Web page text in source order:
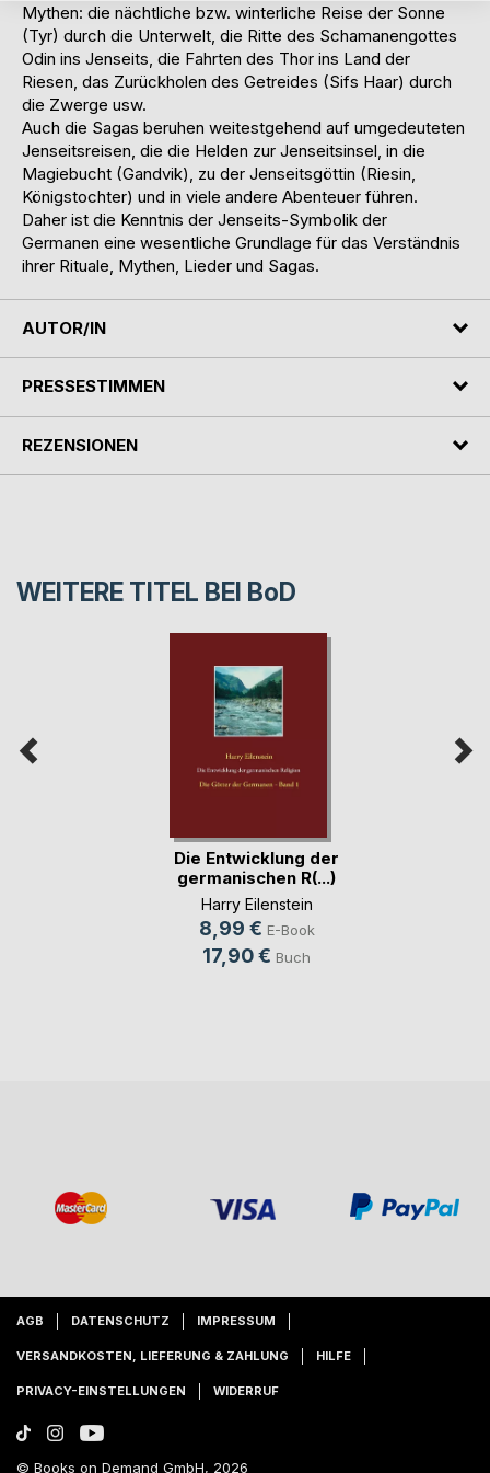
Mythen: die nächtliche bzw. winterliche Reise der Sonne
(Tyr) durch die Unterwelt, die Ritte des Schamanengottes
Odin ins Jenseits, die Fahrten des Thor ins Land der
Riesen, das Zurückholen des Getreides (Sifs Haar) durch
die Zwerge usw.
Auch die Sagas beruhen weitestgehend auf umgedeuteten
Jenseitsreisen, die die Helden zur Jenseitsinsel, in die
Magiebucht (Gandvik), zu der Jenseitsgöttin (Riesin,
Königstochter) und in viele andere Abenteuer führen.
Daher ist die Kenntnis der Jenseits-Symbolik der
Germanen eine wesentliche Grundlage für das Verständnis
ihrer Rituale, Mythen, Lieder und Sagas.
AUTOR/IN
PRESSESTIMMEN
REZENSIONEN
WEITERE TITEL BEI BoD
Die Entwicklung der
germanischen R(...)
Harry Eilenstein
8,99 € E-Book
17,90 € Buch
AGB DATENSCHUTZ IMPRESSUM
VERSANDKOSTEN, LIEFERUNG & ZAHLUNG HILFE
PRIVACY-EINSTELLUNGEN WIDERRUF
© Books on Demand GmbH, 2026